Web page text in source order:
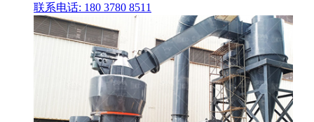
联系电话: 180 3780 8511